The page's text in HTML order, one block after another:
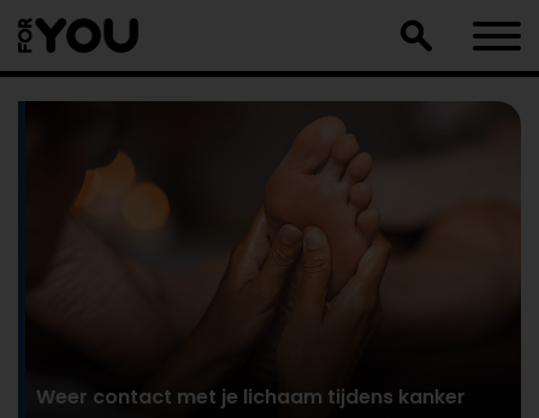
naar
artikel
Weer contact met je lichaam tijdens kanker